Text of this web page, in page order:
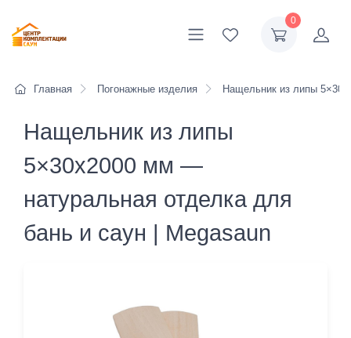
0
Главная Погонажные изделия Нащельник из липы 5×30
Нащельник из липы
5×30x2000 мм —
натуральная отделка для
бань и саун | Megasaun